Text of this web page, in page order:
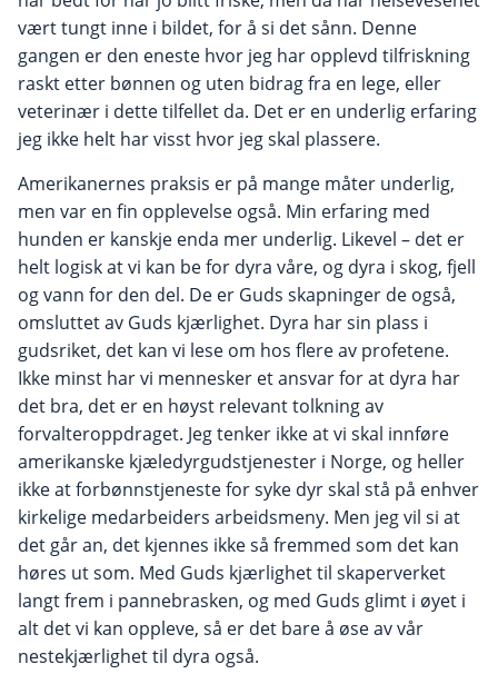
vært tungt inne i bildet, for å si det sånn. Denne
gangen er den eneste hvor jeg har opplevd tilfriskning
raskt etter bønnen og uten bidrag fra en lege, eller
veterinær i dette tilfellet da. Det er en underlig erfaring
jeg ikke helt har visst hvor jeg skal plassere.
Amerikanernes praksis er på mange måter underlig,
men var en fin opplevelse også. Min erfaring med
hunden er kanskje enda mer underlig. Likevel – det er
helt logisk at vi kan be for dyra våre, og dyra i skog, fjell
og vann for den del. De er Guds skapninger de også,
omsluttet av Guds kjærlighet. Dyra har sin plass i
gudsriket, det kan vi lese om hos flere av profetene.
Ikke minst har vi mennesker et ansvar for at dyra har
det bra, det er en høyst relevant tolkning av
forvalteroppdraget. Jeg tenker ikke at vi skal innføre
amerikanske kjæledyrgudstjenester i Norge, og heller
ikke at forbønnstjeneste for syke dyr skal stå på enhver
kirkelige medarbeiders arbeidsmeny. Men jeg vil si at
det går an, det kjennes ikke så fremmed som det kan
høres ut som. Med Guds kjærlighet til skaperverket
langt frem i pannebrasken, og med Guds glimt i øyet i
alt det vi kan oppleve, så er det bare å øse av vår
nestekjærlighet til dyra også.